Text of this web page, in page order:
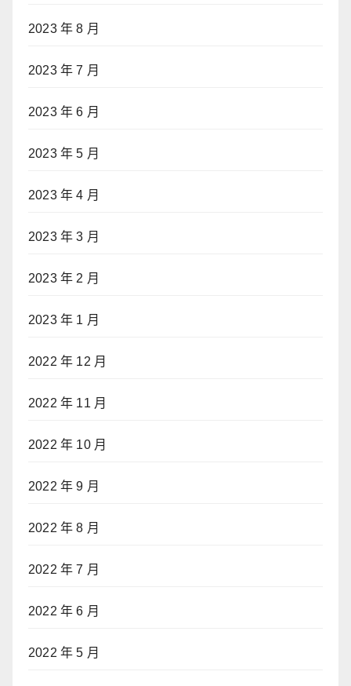
2023 年 8 月
2023 年 7 月
2023 年 6 月
2023 年 5 月
2023 年 4 月
2023 年 3 月
2023 年 2 月
2023 年 1 月
2022 年 12 月
2022 年 11 月
2022 年 10 月
2022 年 9 月
2022 年 8 月
2022 年 7 月
2022 年 6 月
2022 年 5 月